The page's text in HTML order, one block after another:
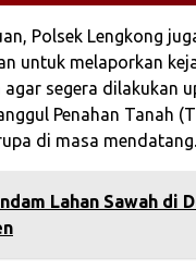
Polsek Lengkong
untuk melaporkan
segera dilakukan
Penahan Tanah
di masa mendatang.
Lahan Sawah di